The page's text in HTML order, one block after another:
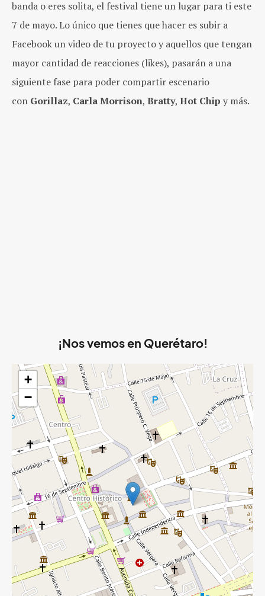
banda o eres solita, el festival tiene un lugar para ti este
7 de mayo. Lo único que tienes que hacer es subir a
Facebook un video de tu proyecto y aquellos que tengan
mayor cantidad de reacciones (likes), pasarán a una
siguiente fase para poder compartir escenario
con Gorillaz, Carla Morrison, Bratty, Hot Chip y más.
¡Nos vemos en Querétaro!
+
−